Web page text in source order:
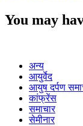
You may
अन्य
आयुर्वेद
आयुष दर्पण
कांफ्रेंस
समाचार
सेमीनार